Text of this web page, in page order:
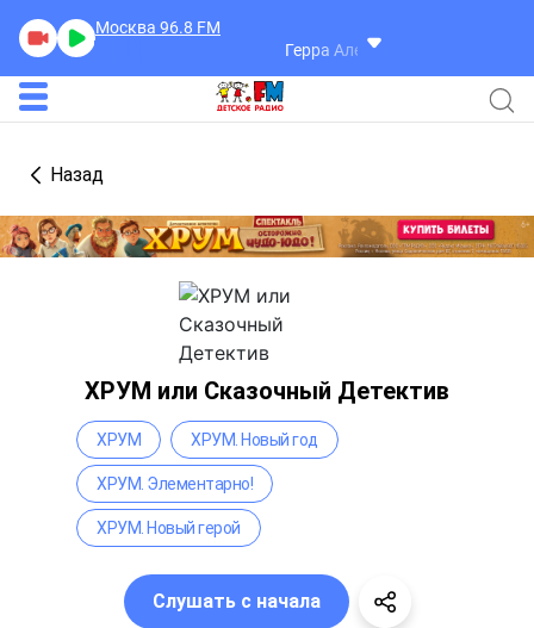
Москва 96.8 FM
Герра Александр
Назад
ХРУМ или Сказочный Детектив
ХРУМ ХРУМ. Новый год
ХРУМ. Элементарно!
ХРУМ. Новый герой
Слушать с начала